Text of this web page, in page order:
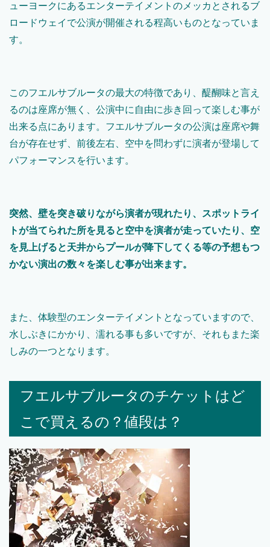
ューヨークにあるエンターテイメントのメッカとされるブ
ロードウェイで公演が開催される程高いものとなっていま
す。
このフエルサブルータの最大の特徴であり、醍醐味と言え
るのは座席が無く、公演中に自由に歩き回って楽しむ事が
出来る点にあります。フエルサブルータの公演は座席や舞
台が存在せず、前後左右、空中を問わずに演者が登場して
パフォーマンスを行います。
突然、壁を突き破りながら演者が現れたり、スポットライ
トが当てられた所を見ると空中を演者が走っていたり、空
を見上げると天井からプールが降下してくる等の予想もつ
かない演出の数々を楽しむ事が出来ます。
また、体験型のエンターテイメントとなっていますので、
水しぶきにかかり、濡れる事も多いですが、それもまた楽
しみの一つとなります。
フエルサブルータのチケットはど
こで買えるの？値段は？